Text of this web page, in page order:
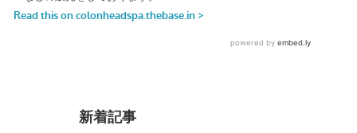
新着記事